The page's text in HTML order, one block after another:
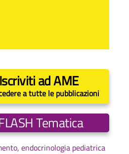
Iscriviti ad AME
a tutte le pubblicazioni
Tematica
endocrinologia pediatrica